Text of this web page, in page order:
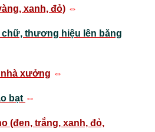
xanh, đỏ) ⇔
chữ, thương hiệu lên băng
nhà xưởng ⇔
bạt ⇔
(đen, trắng, xanh, đỏ,